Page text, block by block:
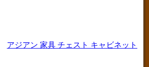
アジアン 家具 チェスト キャビネット